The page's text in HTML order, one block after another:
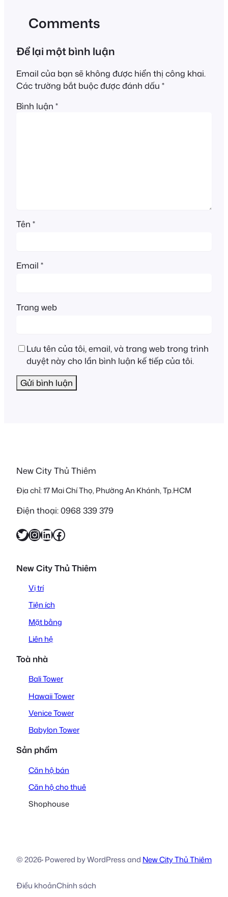
Comments
Để lại một bình luận
Email của bạn sẽ không được hiển thị công khai.
Các trường bắt buộc được đánh dấu *
Bình luận *
Tên *
Email *
Trang web
Lưu tên của tôi, email, và trang web trong trình
duyệt này cho lần bình luận kế tiếp của tôi.
New City Thủ Thiêm
Địa chỉ: 17 Mai Chí Thọ, Phường An Khánh, Tp.HCM
Điện thoại: 0968 339 379
Twitter InstagramLinkedIn Facebook
New City Thủ Thiêm
Vị trí
Tiện ích
Mặt bằng
Liên hệ
Toà nhà
Bali Tower
Hawaii Tower
Venice Tower
Babylon Tower
Sản phẩm
Căn hộ bán
Căn hộ cho thuê
Shophouse
© 2026·Powered by WordPress and New City Thủ Thiêm
Điều khoảnChính sách